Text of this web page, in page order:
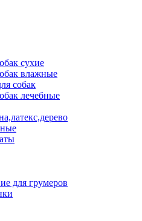
сухие
влажные
собак
лечебные
для грумеров